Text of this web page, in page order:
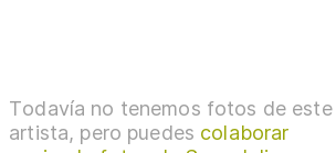
Todavía no tenemos fotos de este
artista, pero puedes colaborar